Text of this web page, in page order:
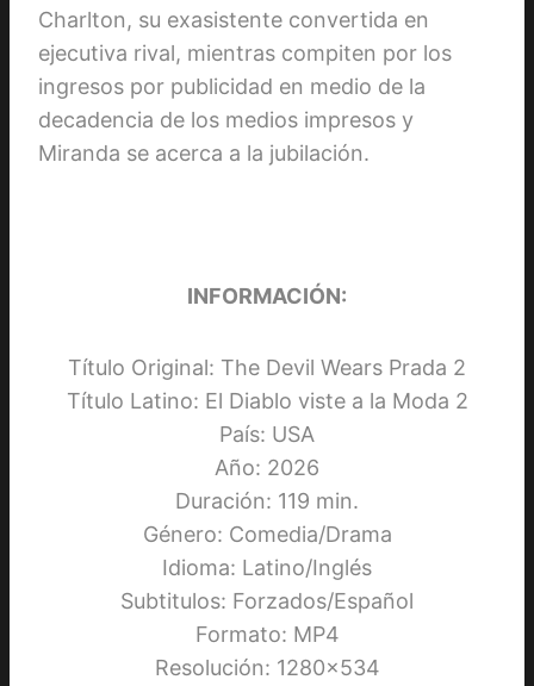
Charlton, su exasistente convertida en
ejecutiva rival, mientras compiten por los
ingresos por publicidad en medio de la
decadencia de los medios impresos y
Miranda se acerca a la jubilación.
INFORMACIÓN:
Título Original: The Devil Wears Prada 2
Título Latino: El Diablo viste a la Moda 2
País: USA
Año: 2026
Duración: 119 min.
Género: Comedia/Drama
Idioma: Latino/Inglés
Subtitulos: Forzados/Español
Formato: MP4
Resolución: 1280×534